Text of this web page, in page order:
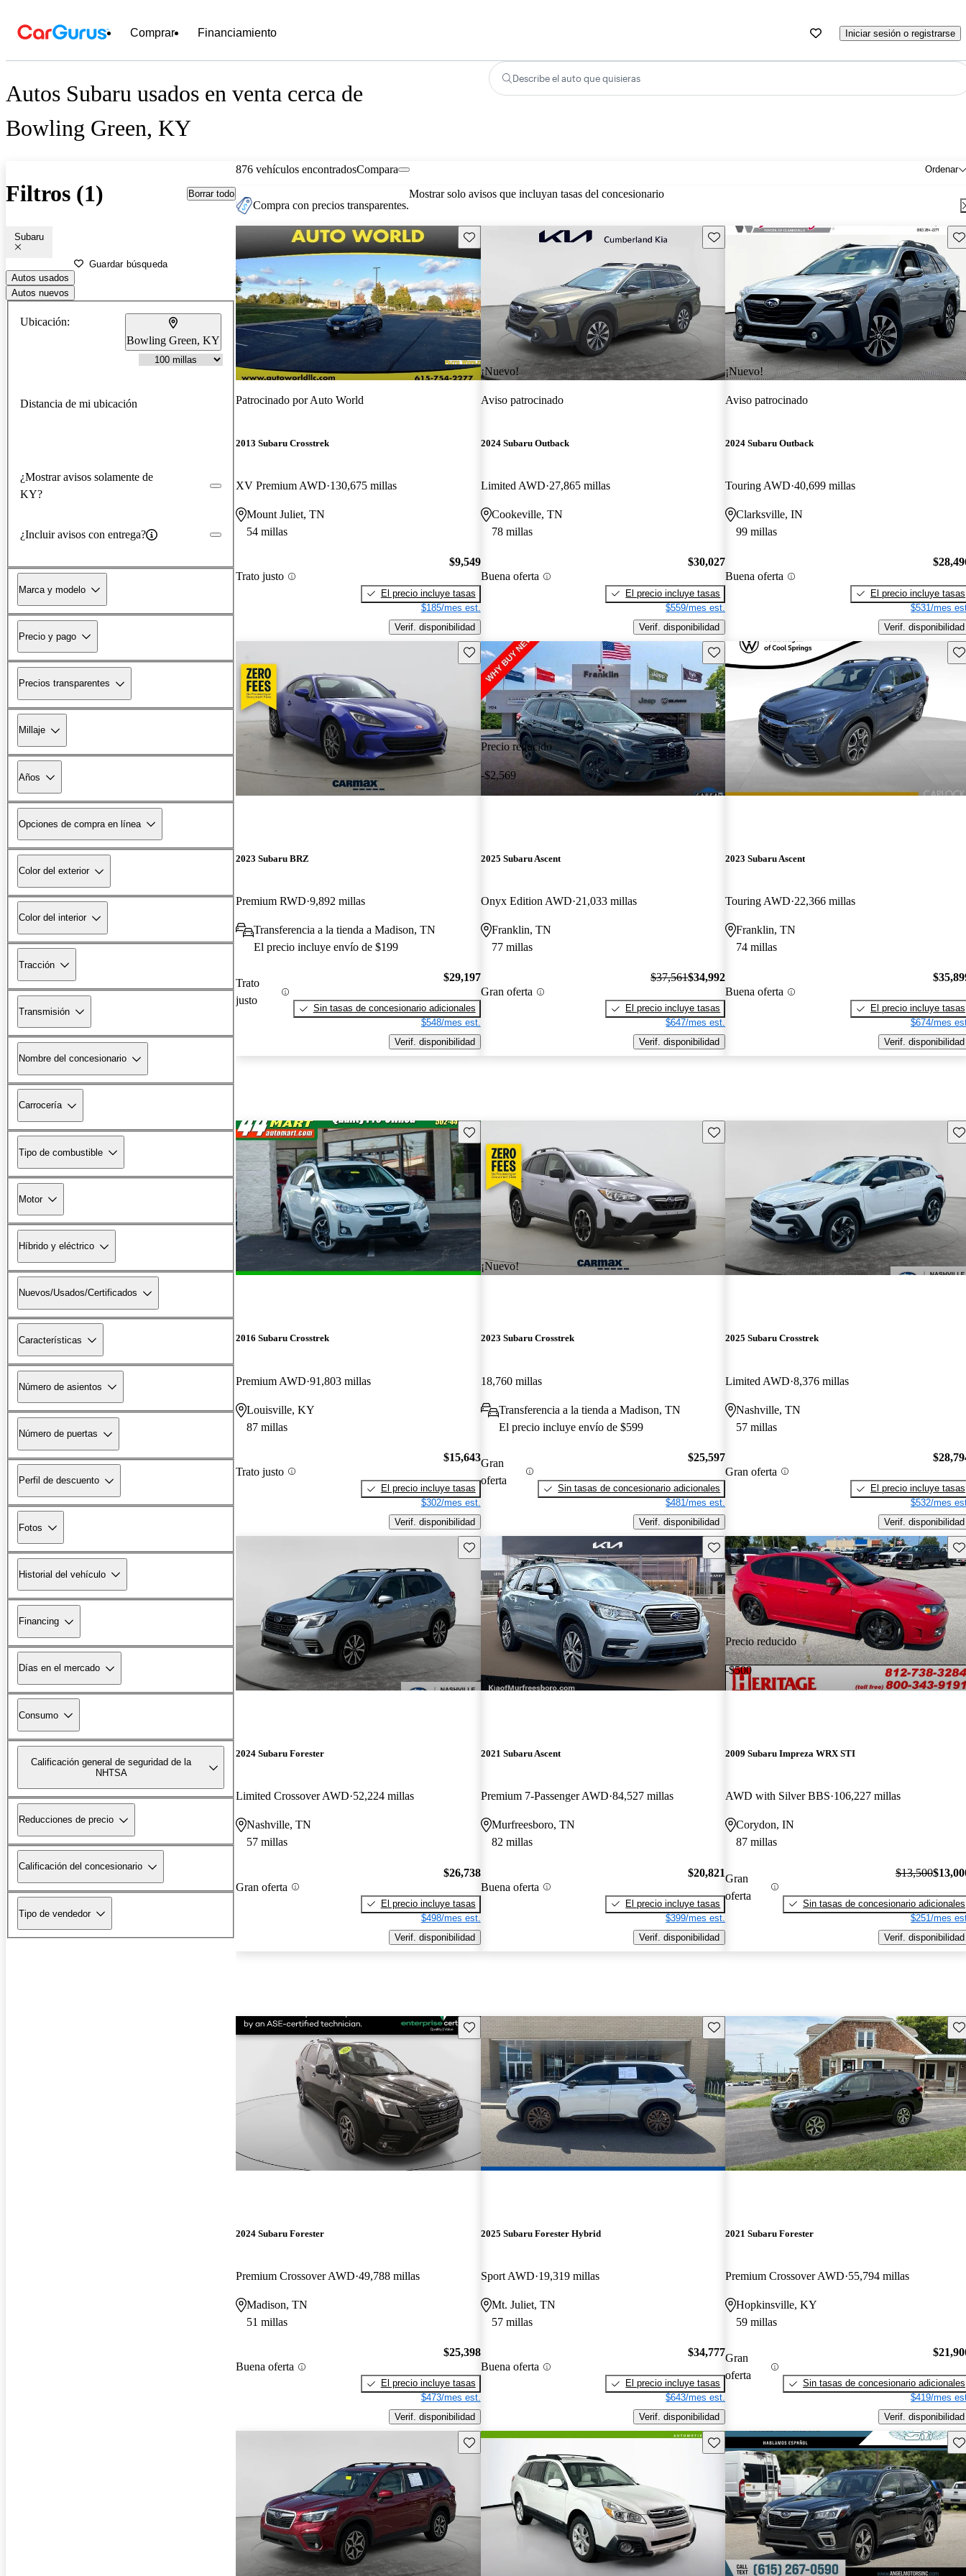
Comprar Financiamiento Iniciar sesión o registrarse
Autos Subaru usados en venta cerca de
Bowling Green, KY
Describe el auto que quisieras
Filtros (1) Borrar todo
Subaru
Guardar búsqueda
Autos usados
Autos nuevos
Ubicación:
Bowling Green, KY
Distancia de mi ubicación
¿Mostrar avisos solamente de
KY?
¿Incluir avisos con entrega?
Marca y modelo
Precio y pago
Precios transparentes
Millaje
Años
Opciones de compra en línea
Color del exterior
Color del interior
Tracción
Transmisión
Nombre del concesionario
Carrocería
Tipo de combustible
Motor
Híbrido y eléctrico
Nuevos/Usados/Certificados
Características
Número de asientos
Número de puertas
Perfil de descuento
Fotos
Historial del vehículo
Financing
Días en el mercado
Consumo
Calificación general de seguridad de la
NHTSA
Reducciones de precio
Calificación del concesionario
Tipo de vendedor
876 vehículos encontrados Ordenar
Compara
Compra con precios transparentes.
Mostrar solo avisos que incluyan tasas del concesionario
Guarda este Aviso
Patrocinado porAuto World
2013 Subaru Crosstrek
XV Premium AWD 130,675 millas
Mount Juliet, TN
54 millas
Trato justo
$9,549
El precio incluye tasas
$185/mes est.
Verif. disponibilidad
¡Nuevo!
Guarda este Aviso
Aviso patrocinado
2024 Subaru Outback
Limited AWD 27,865 millas
Cookeville, TN
78 millas
Buena oferta
$30,027
El precio incluye tasas
$559/mes est.
Verif. disponibilidad
¡Nuevo!
Aviso patrocinado
2024 Subaru Outback
Touring AWD 40,699 millas
Clarksville, IN
99 millas
Buena oferta
El precio incluye tasas
$531/mes
Verif. disponibilidad
Guarda este Aviso
2023 Subaru BRZ
Premium RWD 9,892 millas
Transferencia a la tienda a Madison, TN
El precio incluye envío de $199
Trato
justo
$29,197
Sin tasas de concesionario adicionales
$548/mes est.
Verif. disponibilidad
Precio reducido
-$2,569
Guarda este Aviso
2025 Subaru Ascent
Onyx Edition AWD 21,033 millas
Franklin, TN
77 millas
Gran oferta
$37,561$34,992
El precio incluye tasas
$647/mes est.
Verif. disponibilidad
2023 Subaru Ascent
Touring AWD 22,366 millas
Franklin, TN
74 millas
Buena oferta
El precio incluye tasas
$674/mes
Verif. disponibilidad
Guarda este Aviso
2016 Subaru Crosstrek
Premium AWD 91,803 millas
Louisville, KY
87 millas
Trato justo
$15,643
El precio incluye tasas
$302/mes est.
Verif. disponibilidad
¡Nuevo!
Guarda este Aviso
2023 Subaru Crosstrek
18,760 millas
Transferencia a la tienda a Madison, TN
El precio incluye envío de $599
Gran
oferta
$25,597
Sin tasas de concesionario adicionales
$481/mes est.
Verif. disponibilidad
2025 Subaru Crosstrek
Limited AWD 8,376 millas
Nashville, TN
57 millas
Gran oferta
El precio incluye tasas
$532/mes
Verif. disponibilidad
Guarda este Aviso
2024 Subaru Forester
Limited Crossover AWD 52,224 millas
Nashville, TN
57 millas
Gran oferta
$26,738
El precio incluye tasas
$498/mes est.
Verif. disponibilidad
¡Nuevo!
Guarda este Aviso
2021 Subaru Ascent
Premium 7-Passenger AWD 84,527 millas
Murfreesboro, TN
82 millas
Buena oferta
$20,821
El precio incluye tasas
$399/mes est.
Verif. disponibilidad
Precio reducido
-$500
2009 Subaru Impreza WRX STI
AWD with Silver BBS 106,227 millas
Corydon, IN
87 millas
Gran
oferta
$13,500
Sin tasas de concesionario adicionales
$251/mes
Verif. disponibilidad
Guarda este Aviso
2024 Subaru Forester
Premium Crossover AWD 49,788 millas
Madison, TN
51 millas
Buena oferta
$25,398
El precio incluye tasas
$473/mes est.
Verif. disponibilidad
Guarda este Aviso
2025 Subaru Forester Hybrid
Sport AWD 19,319 millas
Mt. Juliet, TN
57 millas
Buena oferta
$34,777
El precio incluye tasas
$643/mes est.
Verif. disponibilidad
2021 Subaru Forester
Premium Crossover AWD 55,794 millas
Hopkinsville, KY
59 millas
Gran
oferta
Sin tasas de concesionario adicionales
$419/mes
Verif. disponibilidad
Guarda este Aviso Guarda este Aviso